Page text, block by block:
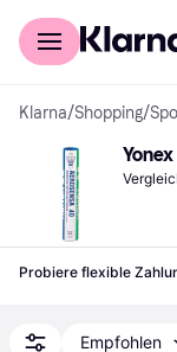
Für Shopper
Klarna/Shopping/
Probiere flexible
Empfohlen